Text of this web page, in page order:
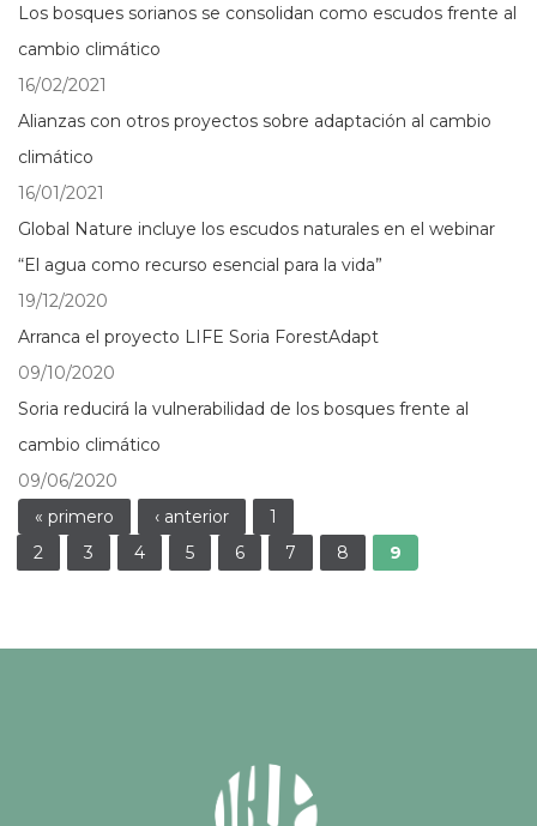
Los bosques sorianos se consolidan como escudos frente al
cambio climático
16/02/2021
Alianzas con otros proyectos sobre adaptación al cambio
climático
16/01/2021
Global Nature incluye los escudos naturales en el webinar
“El agua como recurso esencial para la vida”
19/12/2020
Arranca el proyecto LIFE Soria ForestAdapt
09/10/2020
Soria reducirá la vulnerabilidad de los bosques frente al
cambio climático
09/06/2020
Páginas
« primero ‹ anterior
1
2
3 4 5 6 7 8 9